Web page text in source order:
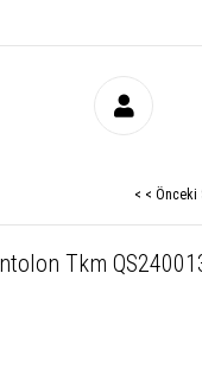
< < Önceki
Tkm